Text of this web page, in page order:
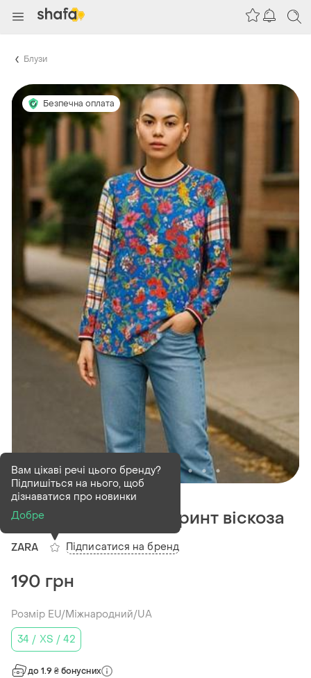
Блузи
Безпечна оплата
В наявності1 шт
Лонгслив топ zara принт віскоза
ZARA
Вам цікаві речі цього бренду?
Підпишіться на нього, щоб
дізнаватися про новинки
Добре
Підписатися на бренд
190 грн
Розмір EU/Міжнародний/UA
34 / XS / 42
до 1.9 ₴ бонусних